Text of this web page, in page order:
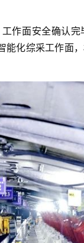
作面安全确认
能化综采工作面